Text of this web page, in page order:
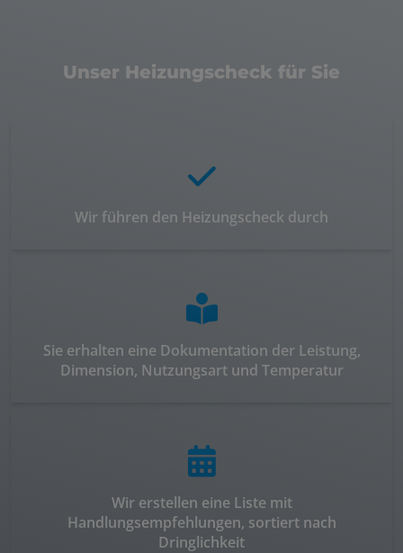
Unser Heizungscheck für Sie
Wir führen den Heizungscheck durch
Sie erhalten eine Dokumentation der Leistung,
Dimension, Nutzungsart und Temperatur
Wir erstellen eine Liste mit
Handlungsempfehlungen, sortiert nach
Dringlichkeit